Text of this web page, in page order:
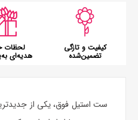
کیفیت و تازگی
تضمین‌شده
لحظات
هدیه‌ای
ست استیل فوق، یکی از